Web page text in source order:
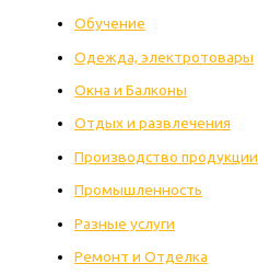
Обучение
Одежда, электротовары
Окна и Балконы
Отдых и развлечения
Производство продукции
Промышленность
Разные услуги
Ремонт и Отделка